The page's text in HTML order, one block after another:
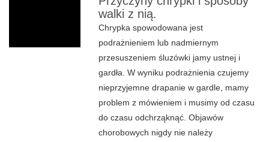
walki z nią.
Chrypka spowodowana jest
podrażnieniem lub nadmiernym
przesuszeniem śluzówki jamy ustnej i
gardła. W wyniku podrażnienia czujemy
nieprzyjemne drapanie w gardle, mamy
problem z mówieniem i musimy od czasu
do czasu odchrząknąć. Objawów
chorobowych nigdy nie należy